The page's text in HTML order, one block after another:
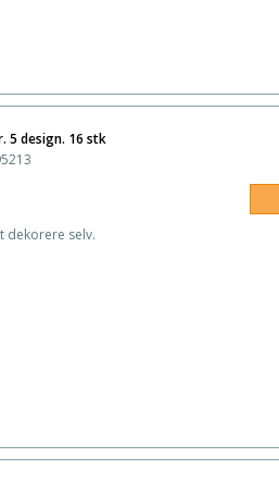
5 design. 16 stk
dekorere selv.